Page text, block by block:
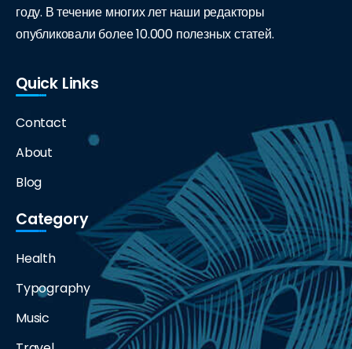
году. В течение многих лет наши редакторы
опубликовали более 10.000 полезных статей.
Quick Links
Contact
About
Blog
Category
Health
Typography
Music